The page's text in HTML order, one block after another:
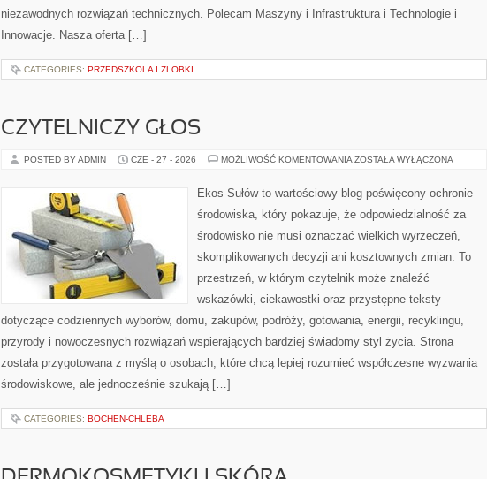
niezawodnych rozwiązań technicznych. Polecam Maszyny i Infrastruktura i Technologie i
Innowacje. Nasza oferta […]
CATEGORIES: PRZEDSZKOLA I ŻLOBKI
CZYTELNICZY GŁOS
POSTED BY ADMIN CZE - 27 - 2026 MOŻLIWOŚĆ KOMENTOWANIA CZYTELNICZY
ZOSTAŁA WYŁĄCZONA
Ekos-Sułów to wartościowy blog poświęcony ochronie
środowiska, który pokazuje, że odpowiedzialność za
środowisko nie musi oznaczać wielkich wyrzeczeń,
skomplikowanych decyzji ani kosztownych zmian. To
przestrzeń, w którym czytelnik może znaleźć
wskazówki, ciekawostki oraz przystępne teksty
dotyczące codziennych wyborów, domu, zakupów, podróży, gotowania, energii, recyklingu,
przyrody i nowoczesnych rozwiązań wspierających bardziej świadomy styl życia. Strona
została przygotowana z myślą o osobach, które chcą lepiej rozumieć współczesne wyzwania
środowiskowe, ale jednocześnie szukają […]
CATEGORIES: BOCHEN-CHLEBA